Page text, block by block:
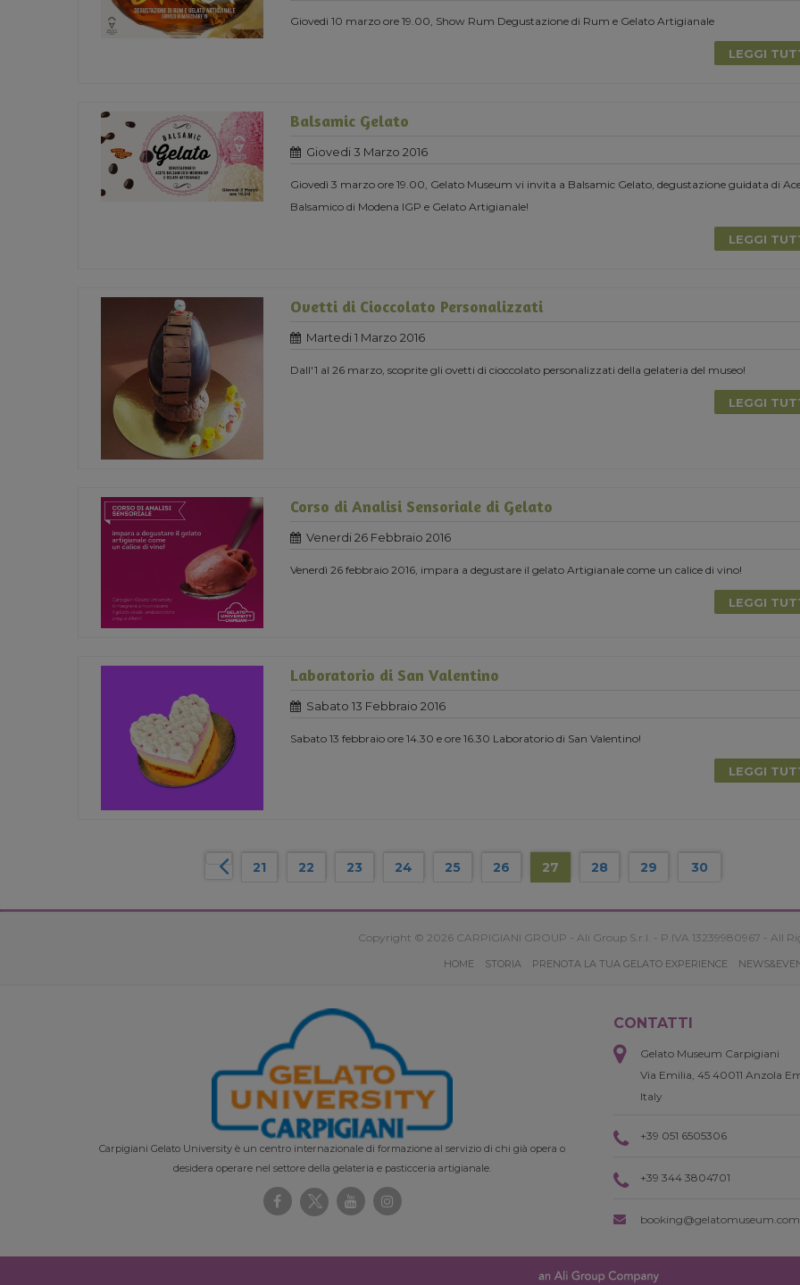
Giovedi 10 marzo ore 19.00, Show Rum Degustazione di Rum e Gelato Artigianale
LEGGI
Balsamic Gelato
Giovedi 3 Marzo 2016
Giovedì 3 marzo ore 19.00, Gelato Museum vi invita a Balsamic Gelato, degustazione guidata di
Balsamico di Modena IGP e Gelato Artigianale!
LEGGI
Ovetti di Cioccolato Personalizzati
Martedi 1 Marzo 2016
Dall'1 al 26 marzo, scoprite gli ovetti di cioccolato personalizzati della gelateria del museo!
LEGGI
Corso di Analisi Sensoriale di Gelato
Venerdi 26 Febbraio 2016
Venerdì 26 febbraio 2016, impara a degustare il gelato Artigianale come un calice di vino!
LEGGI
Laboratorio di San Valentino
Sabato 13 Febbraio 2016
Sabato 13 febbraio ore 14.30 e ore 16.30 Laboratorio di San Valentino!
LEGGI
21 22 23 24 25 26 27 28 29 30
Copyright © 2026 CARPIGIANI GROUP - Ali Group S.r.l. - P.IVA 13239980967 - All
HOME STORIA PRENOTA LA TUA GELATO EXPERIENCE
Carpigiani Gelato University è un centro internazionale di formazione al servizio di chi già opera o
desidera operare nel settore della gelateria e pasticceria artigianale.
CONTATTI
Gelato Museum Carpigiani
Via Emilia, 45 40011 Anzola
Italy
+39 051 6505306
+39 344 3804701
booking@gelatomuseum.com